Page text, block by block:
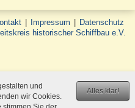
Impressum
Datenschutz
historischer Schiffbau e.V.
Alles klar!
und
wir Cookies.